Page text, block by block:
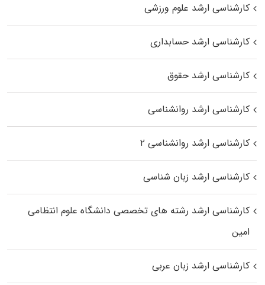
کارشناسی ارشد علوم ورزشی
کارشناسی ارشد حسابداری
کارشناسی ارشد حقوق
کارشناسی ارشد روانشناسی
کارشناسی ارشد روانشناسی ۲
کارشناسی ارشد زبان شناسی
کارشناسی ارشد رﺷﺘﻪ ﻫﺎی تخصصی داﻧﺸﮕﺎه ﻋﻠﻮم انتظامی
اﻣﻴﻦ
کارشناسی ارشد زبان عربی